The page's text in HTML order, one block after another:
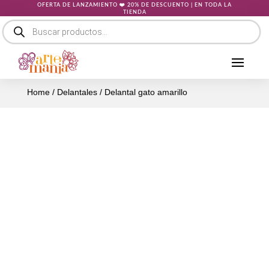
OFERTA DE LANZAMIENTO ❤️ 20% DE DESCUENTO | EN TODA LA
TIENDA
Búsqueda
productos
Home/ Delantales/ Delantal gato amarillo